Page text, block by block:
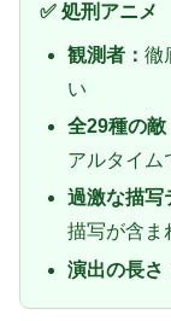
✅ 処刑アニメ
観測者：徹
い
全29種の敵
アルタイム
過激な描写
描写が含ま
演出の長さ